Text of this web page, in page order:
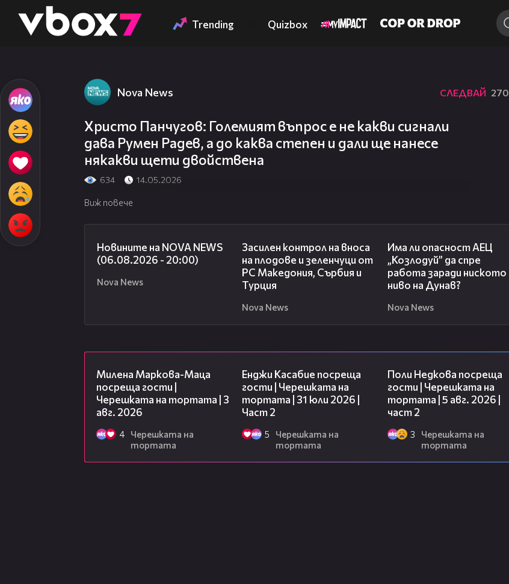
👾 Trending Quizbox
Nova News СЛЕДВАЙ 270
Христо Панчугов: Големият въпрос е не какви сигнали
дава Румен Радев, а до каква степен и дали ще нанесе
някакви щети двойствена
634 14.05.2026
Виж повече
Новините на NOVA NEWS
(06.08.2026 - 20:00)
Nova News
Засилен контрол на вноса
на плодове и зеленчуци от
РС Македония, Сърбия и
Турция
Nova News
Има ли опасност АЕЦ
„Козлодуй” да спре
работа заради ниското
ниво на Дунав?
Nova News
Милена Маркова-Маца
посреща гости |
Черешката на тортата | 3
авг. 2026
4
Черешката на
тортата
Енджи Касабие посреща
гости | Черешката на
тортата | 31 юли 2026 |
Част 2
5
Черешката на
тортата
Поли Недкова посреща
гости | Черешката на
тортата | 5 авг. 2026 |
част 2
3
Черешката на
тортата